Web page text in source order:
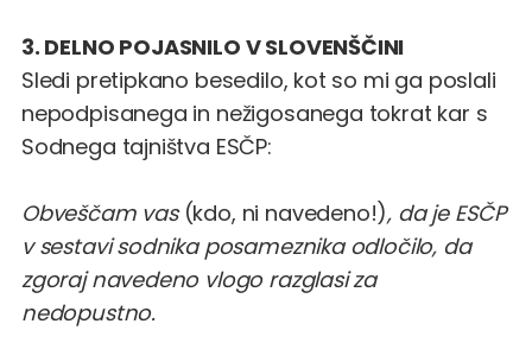
3. DELNO POJASNILO V SLOVENŠČINI
Sledi pretipkano besedilo, kot so mi ga poslali
nepodpisanega in nežigosanega tokrat kar s
Sodnega tajništva ESČP:
Obveščam vas(kdo, ni navedeno!), da je ESČP
v sestavi sodnika posameznika odločilo, da
zgoraj navedeno vlogo razglasi za
nedopustno.